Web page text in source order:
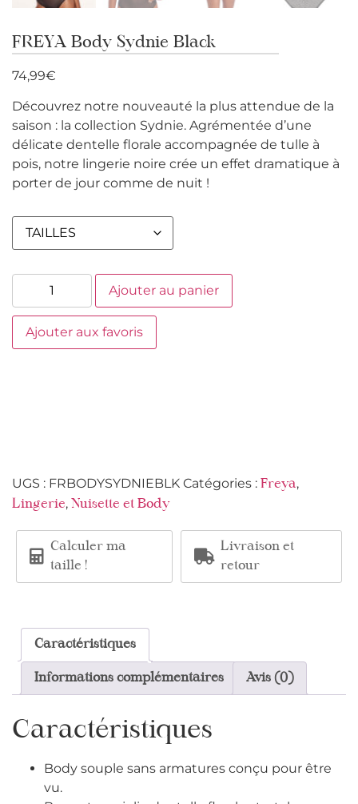
FREYA Body Sydnie Black
74,99€
Découvrez notre nouveauté la plus attendue de la
saison : la collection Sydnie. Agrémentée d’une
délicate dentelle florale accompagnée de tulle à
pois, notre lingerie noire crée un effet dramatique à
porter de jour comme de nuit !
Ajouter au panier
Ajouter aux favoris
UGS : FRBODYSYDNIEBLK Catégories : Freya,
Lingerie, Nuisette et Body
Calculer ma
taille !
Livraison et
retour
Caractéristiques
Informations complémentaires Avis (0)
Caractéristiques
Body souple sans armatures conçu pour être
vu.